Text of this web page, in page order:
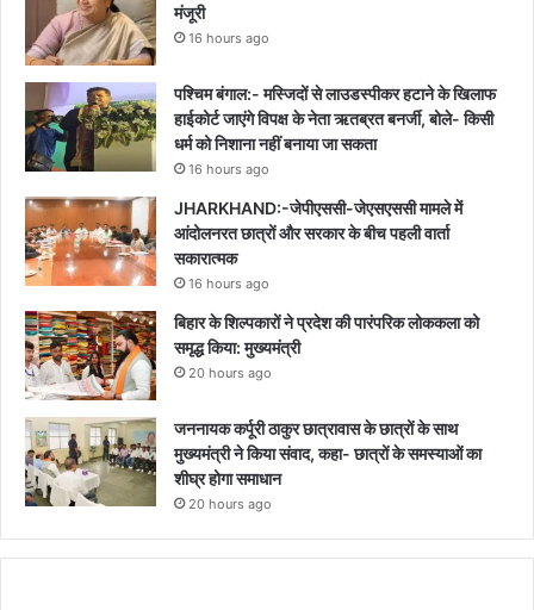
मंजूरी
16 hours ago
पश्चिम बंगाल:- मस्जिदों से लाउडस्पीकर हटाने के खिलाफ
हाईकोर्ट जाएंगे विपक्ष के नेता ऋतब्रत बनर्जी, बोले- किसी
धर्म को निशाना नहीं बनाया जा सकता
16 hours ago
JHARKHAND:-जेपीएससी-जेएसएससी मामले में
आंदोलनरत छात्रों और सरकार के बीच पहली वार्ता
सकारात्मक
16 hours ago
बिहार के शिल्पकारों ने प्रदेश की पारंपरिक लोककला को
समृद्ध किया: मुख्यमंत्री
20 hours ago
जननायक कर्पूरी ठाकुर छात्रावास के छात्रों के साथ
मुख्यमंत्री ने किया संवाद, कहा- छात्रों के समस्याओं का
शीघ्र होगा समाधान
20 hours ago